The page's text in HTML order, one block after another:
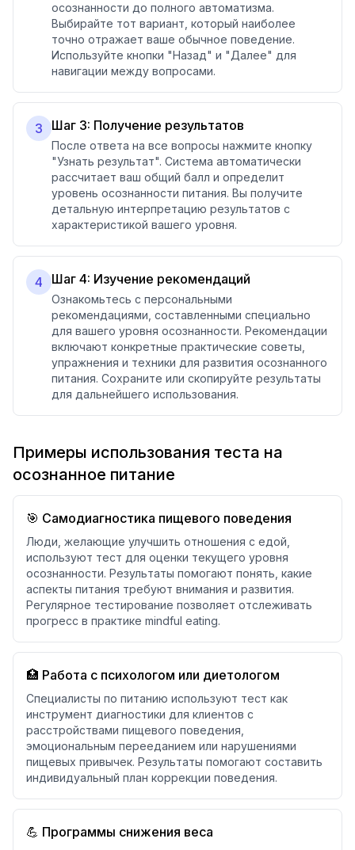
осознанности до полного автоматизма.
Выбирайте тот вариант, который наиболее
точно отражает ваше обычное поведение.
Используйте кнопки "Назад" и "Далее" для
навигации между вопросами.
3 Шаг 3: Получение результатов
После ответа на все вопросы нажмите кнопку
"Узнать результат". Система автоматически
рассчитает ваш общий балл и определит
уровень осознанности питания. Вы получите
детальную интерпретацию результатов с
характеристикой вашего уровня.
4 Шаг 4: Изучение рекомендаций
Ознакомьтесь с персональными
рекомендациями, составленными специально
для вашего уровня осознанности. Рекомендации
включают конкретные практические советы,
упражнения и техники для развития осознанного
питания. Сохраните или скопируйте результаты
для дальнейшего использования.
Примеры использования теста на
осознанное питание
🎯 Самодиагностика пищевого поведения
Люди, желающие улучшить отношения с едой,
используют тест для оценки текущего уровня
осознанности. Результаты помогают понять, какие
аспекты питания требуют внимания и развития.
Регулярное тестирование позволяет отслеживать
прогресс в практике mindful eating.
🏥 Работа с психологом или диетологом
Специалисты по питанию используют тест как
инструмент диагностики для клиентов с
расстройствами пищевого поведения,
эмоциональным перееданием или нарушениями
пищевых привычек. Результаты помогают составить
индивидуальный план коррекции поведения.
💪 Программы снижения веса